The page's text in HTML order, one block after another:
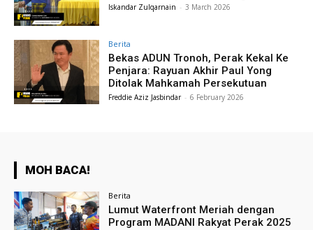
Iskandar Zulqarnain - 3 March 2026
Berita
Bekas ADUN Tronoh, Perak Kekal Ke
Penjara: Rayuan Akhir Paul Yong
Ditolak Mahkamah Persekutuan
Freddie Aziz Jasbindar - 6 February 2026
MOH BACA!
Berita
Lumut Waterfront Meriah dengan
Program MADANI Rakyat Perak 2025